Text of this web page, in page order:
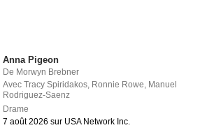
Anna Pigeon
De Morwyn Brebner
AvecTracy Spiridakos, Ronnie Rowe, Manuel
Rodriguez-Saenz
Drame
7 août 2026 sur USA Network Inc.